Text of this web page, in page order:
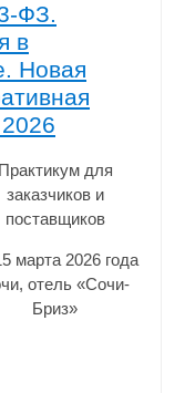
ФЗ.
в
Новая
Практикум для
заказчиков и
поставщиков
марта 2026 года
отель «Сочи-
Бриз»